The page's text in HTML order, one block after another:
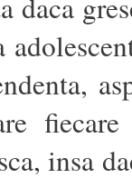
fiecare
insa